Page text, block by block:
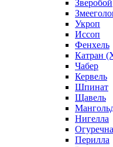
Зверобой
Укроп
Иссоп
Фенхель
Катран
Чабер
Кервель
Шпинат
Щавель
Нигелла
Перилла